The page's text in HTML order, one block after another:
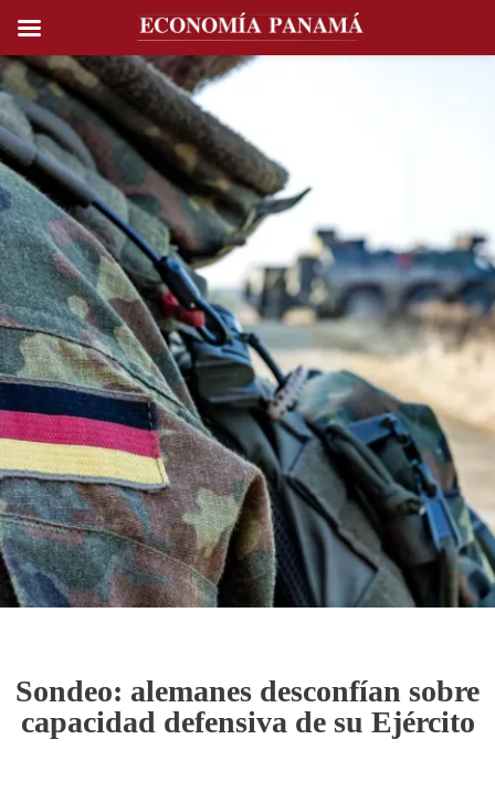
Sondeo: alemanes desconfían sobre
capacidad defensiva de su Ejército